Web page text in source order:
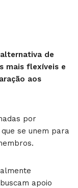
de
mais flexíveis e
aos
por
se unem para
apoio